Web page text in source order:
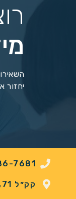
יחזור
7681
קק״ל 71, קרית טבעון